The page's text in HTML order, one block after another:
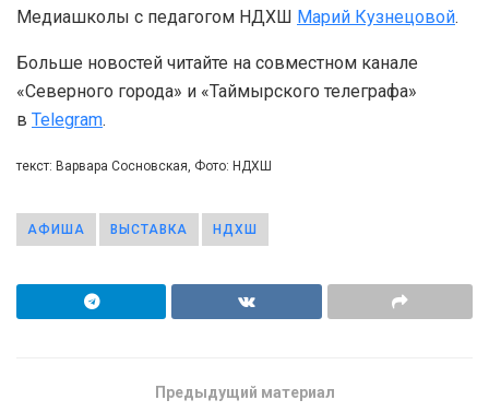
Медиашколы с педагогом НДХШ Марий Кузнецовой.
Больше новостей читайте на совместном канале
«Северного города» и «Таймырского телеграфа»
в Telegram.
текст: Варвара Сосновская, Фото: НДХШ
АФИША ВЫСТАВКА НДХШ
Предыдущий материал